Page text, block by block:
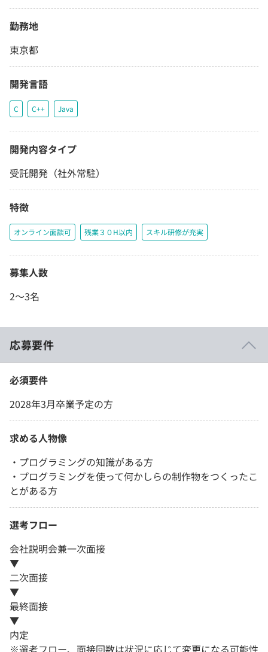
勤務地
東京都
開発言語
C C++ Java
開発内容タイプ
受託開発（社外常駐）
特徴
オンライン面談可 残業３０H以内 スキル研修が充実
募集人数
2〜3名
応募要件
必須要件
2028年3月卒業予定の方
求める人物像
・プログラミングの知識がある方
・プログラミングを使って何かしらの制作物をつくったこ
とがある方
選考フロー
会社説明会兼一次面接
▼
二次面接
▼
最終面接
▼
内定